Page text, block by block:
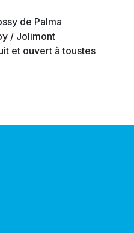
de Palma
/ Jolimont
et ouvert à toustes